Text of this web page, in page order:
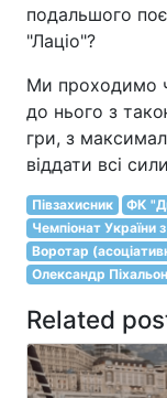
подальшого
"Лаціо"?
Ми проходимо
до нього з
гри, з
віддати всі
Півзахисник ФК
Чемпіонат України
Воротар
Олександр
Related